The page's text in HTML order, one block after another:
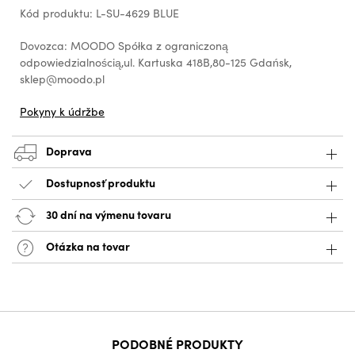
Kód produktu: L-SU-4629 BLUE
Dovozca: MOODO Spółka z ograniczoną
odpowiedzialnością,ul. Kartuska 418B,80-125 Gdańsk,
sklep@moodo.pl
Pokyny k údržbe
Doprava
Dostupnosť produktu
30 dní na výmenu tovaru
Otázka na tovar
PODOBNÉ PRODUKTY